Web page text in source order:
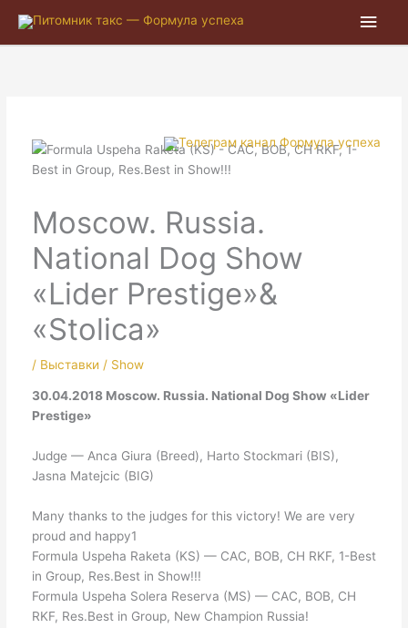
Moscow. Russia.
National Dog Show
«Lider Prestige»&
«Stolica»
/ Выставки / Show
30.04.2018 Moscow. Russia. National Dog Show «Lider
Prestige»
Judge — Anca Giura (Breed), Harto Stockmari (BIS),
Jasna Matejcic (BIG)
Many thanks to the judges for this victory! We are very
proud and happy1
Formula Uspeha Raketa (KS) — CAC, BOB, CH RKF, 1-Best
in Group, Res.Best in Show!!!
Formula Uspeha Solera Reserva (MS) — CAC, BOB, CH
RKF, Res.Best in Group, New Champion Russia!